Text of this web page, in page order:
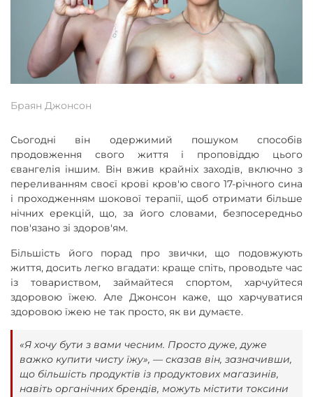
Браян Джонсон
Сьогодні він одержимий пошуком способів
продовження свого життя і проповіддю цього
євангелія іншим. Він вжив крайніх заходів, включно з
переливанням своєї крові кров'ю свого 17-річного сина
і проходженням шокової терапії, щоб отримати більше
нічних ерекцій, що, за його словами, безпосередньо
пов'язано зі здоров'ям.
Більшість його порад про звички, що подовжують
життя, досить легко вгадати: краще спіть, проводьте час
із товариством, займайтеся спортом, харчуйтеся
здоровою їжею. Але Джонсон каже, що харчуватися
здоровою їжею не так просто, як ви думаєте.
«Я хочу бути з вами чесним. Просто дуже, дуже
важко купити чисту їжу», — сказав він, зазначивши,
що більшість продуктів із продуктових магазинів,
навіть органічних брендів, можуть містити токсини